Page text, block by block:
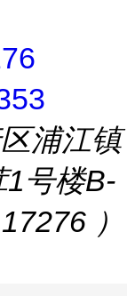
浦江镇
1号楼B-
）